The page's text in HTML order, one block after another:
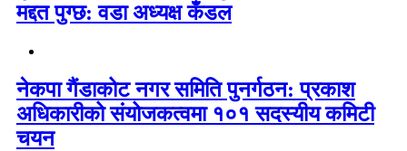
मद्दत पुग्छ: वडा अध्यक्ष कँडल
नेकपा गैंडाकोट नगर समिति पुनर्गठन: प्रकाश
अधिकारीको संयोजकत्वमा १०१ सदस्यीय कमिटी
चयन